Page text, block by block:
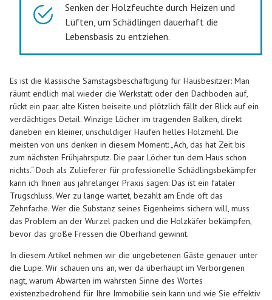
Senken der Holzfeuchte durch Heizen und
Lüften, um Schädlingen dauerhaft die
Lebensbasis zu entziehen.
Es ist die klassische Samstagsbeschäftigung für Hausbesitzer: Man
räumt endlich mal wieder die Werkstatt oder den Dachboden auf,
rückt ein paar alte Kisten beiseite und plötzlich fällt der Blick auf ein
verdächtiges Detail. Winzige Löcher im tragenden Balken, direkt
daneben ein kleiner, unschuldiger Haufen helles Holzmehl. Die
meisten von uns denken in diesem Moment: „Ach, das hat Zeit bis
zum nächsten Frühjahrsputz. Die paar Löcher tun dem Haus schon
nichts.“ Doch als Zulieferer für professionelle Schädlingsbekämpfer
kann ich Ihnen aus jahrelanger Praxis sagen: Das ist ein fataler
Trugschluss. Wer zu lange wartet, bezahlt am Ende oft das
Zehnfache. Wer die Substanz seines Eigenheims sichern will, muss
das Problem an der Wurzel packen und die Holzkäfer bekämpfen,
bevor das große Fressen die Oberhand gewinnt.
In diesem Artikel nehmen wir die ungebetenen Gäste genauer unter
die Lupe. Wir schauen uns an, wer da überhaupt im Verborgenen
nagt, warum Abwarten im wahrsten Sinne des Wortes
existenzbedrohend für Ihre Immobilie sein kann und wie Sie effektiv